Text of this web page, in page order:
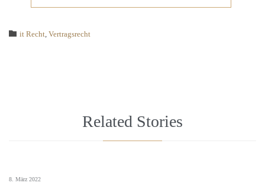
 Category
it Recht Vertragsrecht
Related Stories
8. März 2022